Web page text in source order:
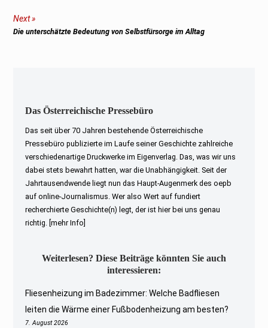
Next
Next
Die unterschätzte Bedeutung von Selbstfürsorge im Alltag
Das Österreichische Pressebüro
Das seit über 70 Jahren bestehende Österreichische
Pressebüro publizierte im Laufe seiner Geschichte zahlreiche
verschiedenartige Druckwerke im Eigenverlag. Das, was wir uns
dabei stets bewahrt hatten, war die Unabhängigkeit. Seit der
Jahrtausendwende liegt nun das Haupt-Augenmerk des oepb
auf online-Journalismus. Wer also Wert auf fundiert
recherchierte Geschichte(n) legt, der ist hier bei uns genau
richtig.
[mehr Info]
Weiterlesen? Diese Beiträge könnten Sie auch
interessieren:
Fliesenheizung im Badezimmer: Welche Badfliesen
leiten die Wärme einer Fußbodenheizung am besten?
7. August 2026